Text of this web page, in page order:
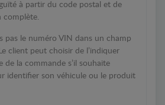
à partir du code postal et de
complète.
pas le numéro VIN dans un champ
client peut choisir de l’indiquer
de la commande s’il souhaite
identifier son véhicule ou le produit